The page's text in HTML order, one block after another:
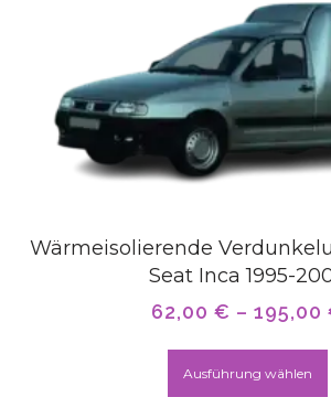
Wärmeisolierende
Seat Inca 1995-
62,00 € – 195,00
Ausführung wählen